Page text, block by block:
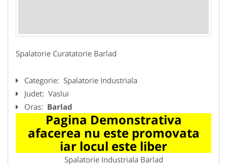
Spalatorie Curatatorie Barlad
Categorie: Spalatorie Industriala
Judet: Vaslui
Oras: Barlad
Pagina Demonstrativa
afacerea nu este promovata
iar locul este liber
Spalatorie Industriala Barlad